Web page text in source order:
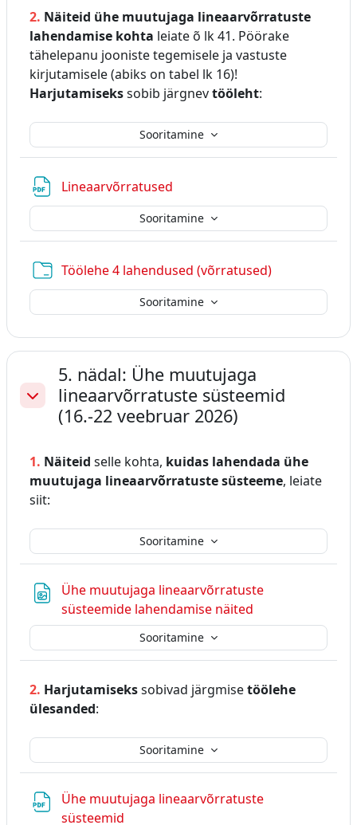
Sooritamine
2. Näiteid ühe muutujaga lineaarvõrratuste
lahendamise kohta leiate õ lk 41. Pöörake
tähelepanu jooniste tegemisele ja vastuste
kirjutamisele (abiks on tabel lk 16)!
Harjutamisekssobib järgnevtööleht:
Lineaarvõrratused
Sooritamine
Töölehe 4 lahendused (võrratused)Kaust
Sooritamine
Ahenda
5. nädal: Ühe muutujaga
lineaarvõrratuste süsteemid
(16.-22 veebruar 2026)
Sooritamine
1. Näiteid selle kohta, kuidas lahendada ühe
muutujaga lineaarvõrratuste süsteeme, leiate
siit:
Ühe muutujaga lineaarvõrratuste
süsteemide lahendamise näited
Sooritamine
Sooritamine
2. Harjutamisekssobivad järgmisetöölehe
ülesanded:
Ühe muutujaga lineaarvõrratuste
süsteemid